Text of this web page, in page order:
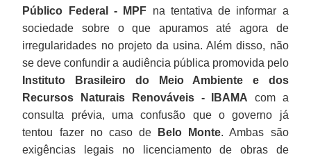
Público Federal - MPF na tentativa de informar a
sociedade sobre o que apuramos até agora de
irregularidades no projeto da usina. Além disso, não
se deve confundir a audiência pública promovida pelo
Instituto Brasileiro do Meio Ambiente e dos
Recursos Naturais Renováveis - IBAMA com a
consulta prévia, uma confusão que o governo já
tentou fazer no caso de
Belo Monte. Ambas são
exigências legais no licenciamento de obras de